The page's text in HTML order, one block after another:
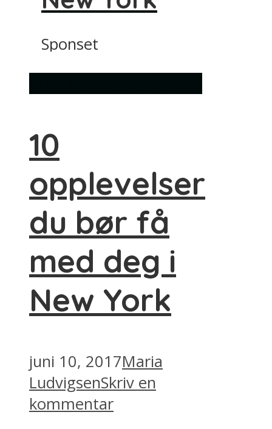
Sponset
10
opplevelser
du bør få
med deg i
New York
juni 10, 2017Maria
LudvigsenSkriv en
kommentar